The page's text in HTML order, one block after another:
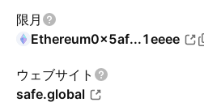
限月
Ethereum0x5af...1eeee
ウェブサイト
safe.global